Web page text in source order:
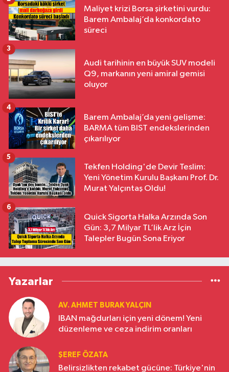
Maliyet krizi Borsa şirketini vurdu:
Barem Ambalaj’da konkordato
süreci
Audi tarihinin en büyük SUV modeli
Q9, markanın yeni amiral gemisi
oluyor
3
Barem Ambalaj’da yeni gelişme:
BARMA tüm BIST endekslerinden
çıkarılıyor
4
Tekfen Holding'de Devir Teslim:
Yeni Yönetim Kurulu Başkanı Prof. Dr.
Murat Yalçıntaş Oldu!
5
Quick Sigorta Halka Arzında Son
Gün: 3,7 Milyar TL’lik Arz İçin
Talepler Bugün Sona Eriyor
6
Yazarlar
AV. AHMET BURAK YALÇIN
IBAN mağdurları için yeni dönem! Yeni
düzenleme ve ceza indirim oranları
ŞEREF ÖZATA
Belirsizlikten rekabet gücüne: Türkiye'nin